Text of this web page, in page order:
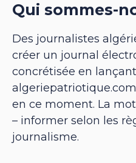
Qui sommes-
Des journalistes
créer un journal
concrétisée en lançant
en ce moment. La
– informer selon les
journalisme.